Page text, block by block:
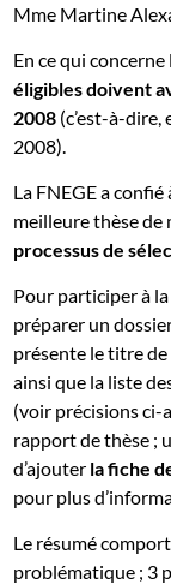
Mme Martine
En ce qui
éligibles doivent
2008 (c’est-à-
2008).
La FNEGE a
meilleure thèse de
processus de
Pour participer à
préparer un
présente le titre de
ainsi que la liste
(voir précisions ci-
rapport de thèse ;
d’ajouter la fiche
pour plus
Le résumé
problématique ; 3